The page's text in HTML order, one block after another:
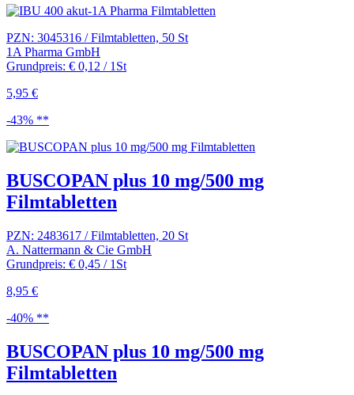
PZN: 3045316 / Filmtabletten, 50 St
1A Pharma GmbH
Grundpreis: € 0,12 / 1St
5,95 €
-43% **
BUSCOPAN plus 10 mg/500 mg
Filmtabletten
PZN: 2483617 / Filmtabletten, 20 St
A. Nattermann & Cie GmbH
Grundpreis: € 0,45 / 1St
8,95 €
-40% **
BUSCOPAN plus 10 mg/500 mg
Filmtabletten